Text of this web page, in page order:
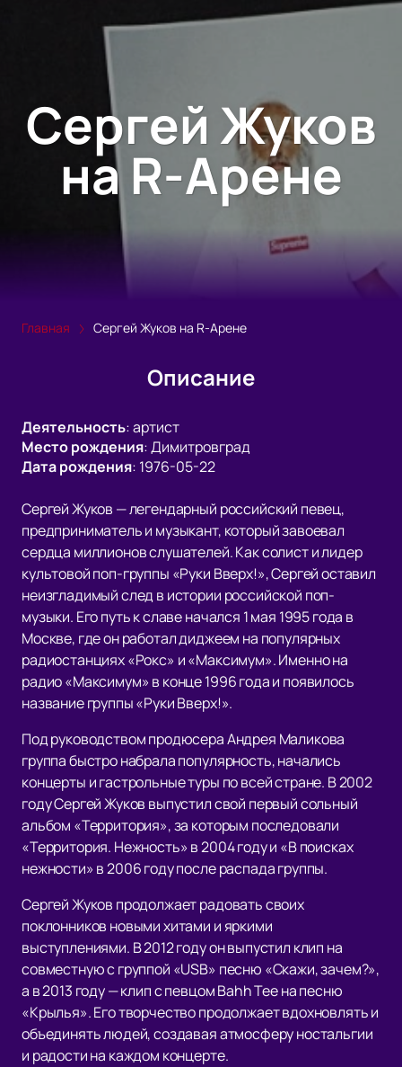
Сергей Жуков
на R-Арене
Главная Сергей Жуков на R-Арене
Описание
Деятельность:артист
Место рождения:Димитровград
Дата рождения: 1976-05-22
Сергей Жуков — легендарный российский певец,
предприниматель и музыкант, который завоевал
сердца миллионов слушателей. Как солист и лидер
культовой поп-группы «Руки Вверх!», Сергей оставил
неизгладимый след в истории российской поп-
музыки. Его путь к славе начался 1 мая 1995 года в
Москве, где он работал диджеем на популярных
радиостанциях «Рокс» и «Максимум». Именно на
радио «Максимум» в конце 1996 года и появилось
название группы «Руки Вверх!».
Под руководством продюсера Андрея Маликова
группа быстро набрала популярность, начались
концерты и гастрольные туры по всей стране. В 2002
году Сергей Жуков выпустил свой первый сольный
альбом «Территория», за которым последовали
«Территория. Нежность» в 2004 году и «В поисках
нежности» в 2006 году после распада группы.
Сергей Жуков продолжает радовать своих
поклонников новыми хитами и яркими
выступлениями. В 2012 году он выпустил клип на
совместную с группой «USB» песню «Скажи, зачем?»,
а в 2013 году — клип с певцом Bahh Tee на песню
«Крылья». Его творчество продолжает вдохновлять и
объединять людей, создавая атмосферу ностальгии
и радости на каждом концерте.